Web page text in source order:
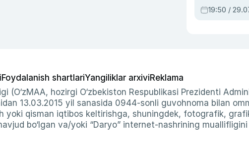
qahramon
armiyasi
19:50 /
Foydalanish shartlariYangiliklar arxiviReklama
hozirgi O‘zbekiston Respublikasi Prezidenti
13.03.2015 yil sanasida 0944-sonli guvohnoma bilan
yoki qisman iqtibos keltirishga, shuningdek, fotografik,
bo‘lgan va/yoki “Daryo” internet-nashrining muallifligini